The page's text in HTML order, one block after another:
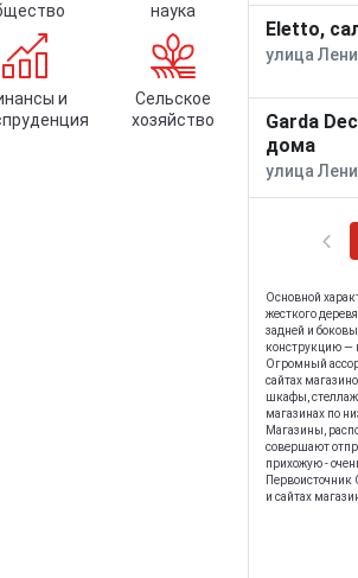
наука
и
Сельское
хозяйство
Eletto,
улица
Garda
дома
улица
Основной
жесткого
задней и
конструкцию —
Огромный
сайтах
шкафы,
магазинах по
Магазины,
совершают
прихожую -
Первоисточник
и сайтах